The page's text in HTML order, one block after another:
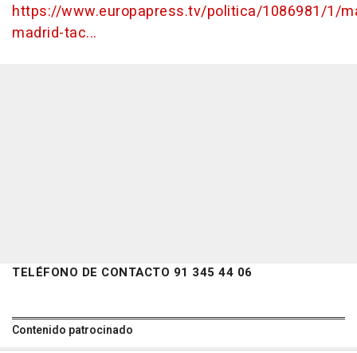
https://www.europapress.tv/politica/1086981/1/
madrid-tac...
TELÉFONO DE CONTACTO 91 345 44 06
Contenido patrocinado